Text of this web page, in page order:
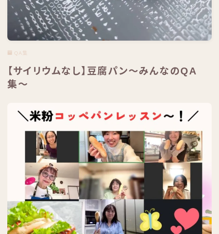
QA集
【サイリウムなし】豆腐パン〜みんなのQA
集〜